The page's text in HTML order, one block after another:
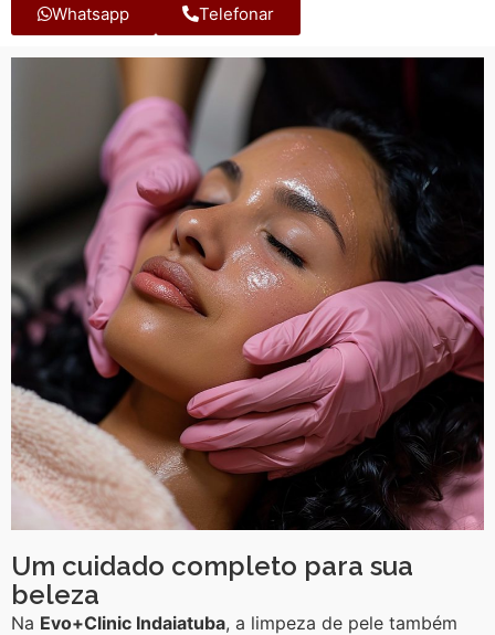
Whatsapp Telefonar
Um cuidado completo para sua
beleza
Na Evo+Clinic Indaiatuba, a limpeza de pele também